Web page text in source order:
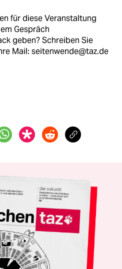
für diese Veranstaltung
Gespräch
geben? Schreiben Sie
Mail: seitenwende@taz.de